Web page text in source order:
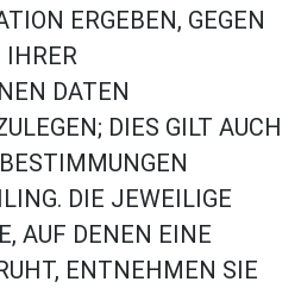
ERGEBEN, GEGEN
IHRER
DATEN
DIES GILT AUCH
DIE JEWEILIGE
AUF DENEN EINE
ENTNEHMEN SIE